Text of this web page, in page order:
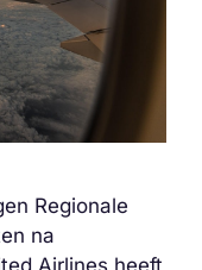
Regionale
na